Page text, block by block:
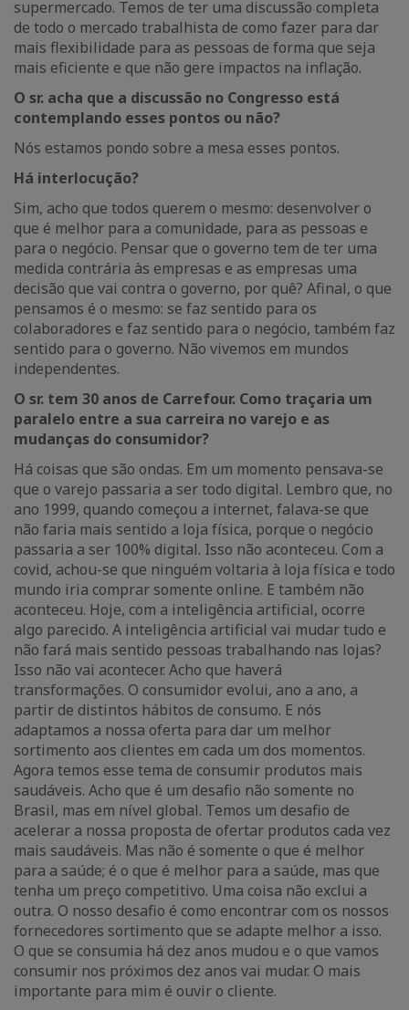
supermercado. Temos de ter uma discussão completa
de todo o mercado trabalhista de como fazer para dar
mais flexibilidade para as pessoas de forma que seja
mais eficiente e que não gere impactos na inflação.
O sr. acha que a discussão no Congresso está
contemplando esses pontos ou não?
Nós estamos pondo sobre a mesa esses pontos.
Há interlocução?
Sim, acho que todos querem o mesmo: desenvolver o
que é melhor para a comunidade, para as pessoas e
para o negócio. Pensar que o governo tem de ter uma
medida contrária às empresas e as empresas uma
decisão que vai contra o governo, por quê? Afinal, o que
pensamos é o mesmo: se faz sentido para os
colaboradores e faz sentido para o negócio, também faz
sentido para o governo. Não vivemos em mundos
independentes.
O sr. tem 30 anos de Carrefour. Como traçaria um
paralelo entre a sua carreira no varejo e as
mudanças do consumidor?
Há coisas que são ondas. Em um momento pensava-se
que o varejo passaria a ser todo digital. Lembro que, no
ano 1999, quando começou a internet, falava-se que
não faria mais sentido a loja física, porque o negócio
passaria a ser 100% digital. Isso não aconteceu. Com a
covid, achou-se que ninguém voltaria à loja física e todo
mundo iria comprar somente online. E também não
aconteceu. Hoje, com a inteligência artificial, ocorre
algo parecido. A inteligência artificial vai mudar tudo e
não fará mais sentido pessoas trabalhando nas lojas?
Isso não vai acontecer. Acho que haverá
transformações. O consumidor evolui, ano a ano, a
partir de distintos hábitos de consumo. E nós
adaptamos a nossa oferta para dar um melhor
sortimento aos clientes em cada um dos momentos.
Agora temos esse tema de consumir produtos mais
saudáveis. Acho que é um desafio não somente no
Brasil, mas em nível global. Temos um desafio de
acelerar a nossa proposta de ofertar produtos cada vez
mais saudáveis. Mas não é somente o que é melhor
para a saúde; é o que é melhor para a saúde, mas que
tenha um preço competitivo. Uma coisa não exclui a
outra. O nosso desafio é como encontrar com os nossos
fornecedores sortimento que se adapte melhor a isso.
O que se consumia há dez anos mudou e o que vamos
consumir nos próximos dez anos vai mudar. O mais
importante para mim é ouvir o cliente.